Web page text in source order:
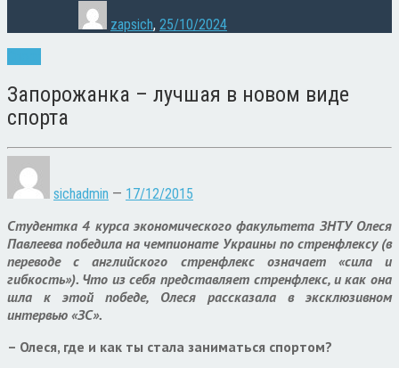
zapsich, 25/10/2024
Запорожанка – лучшая в новом виде
спорта
sichadmin — 17/12/2015
Студентка 4 курса экономического факультета ЗНТУ Олеся
Павлеева победила на чемпионате Украины по стренфлексу (в
переводе с английского стренфлекс означает «сила и
гибкость»). Что из себя представляет стренфлекс, и как она
шла к этой победе, Олеся рассказала в эксклюзивном
интервью «ЗС».
– Олеся, где и как ты стала заниматься спортом?